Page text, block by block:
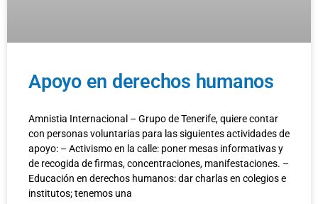
Apoyo en derechos humanos
Amnistia Internacional – Grupo de Tenerife, quiere contar
con personas voluntarias para las siguientes actividades de
apoyo: – Activismo en la calle: poner mesas informativas y
de recogida de firmas, concentraciones, manifestaciones. –
Educación en derechos humanos: dar charlas en colegios e
institutos; tenemos una